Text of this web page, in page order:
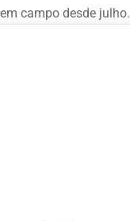
campo desde julho.